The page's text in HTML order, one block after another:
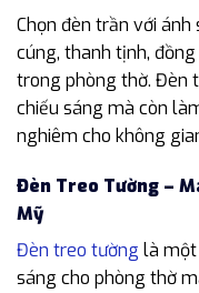
Chọn đèn trần với
cúng, thanh tịnh,
trong phòng thờ. Đèn
chiếu sáng mà còn
nghiêm cho không
Đèn Treo Tường –
Mỹ
Đèn treo tường là một
sáng cho phòng thờ